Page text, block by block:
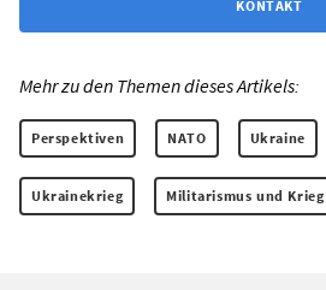
KONTAKT
Mehr zu den Themen dieses Artikels:
Perspektiven NATO Ukraine
Ukrainekrieg Militarismus und Krieg